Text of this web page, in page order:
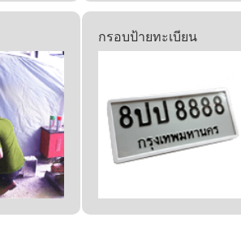
กรอบป้ายทะเบียน